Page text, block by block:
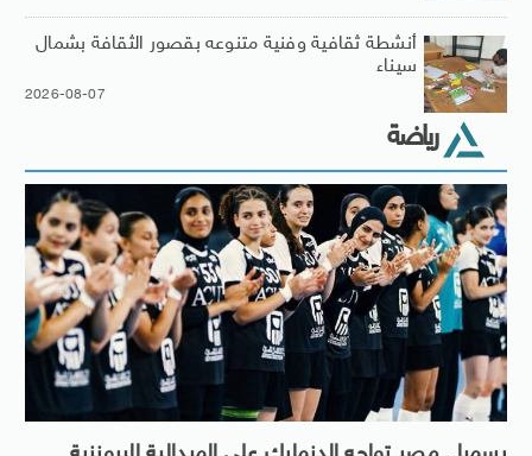
أنشطة ثقافية وفنية متنوعه بقصور الثقافة بشمال
سيناء
2026-08-07
رياضة